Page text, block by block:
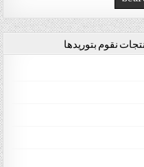
نقوم بتوريدها